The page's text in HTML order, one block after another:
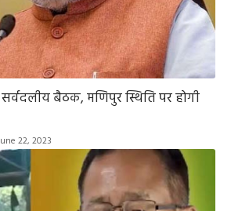
बैठक, मणिपुर स्थिति पर होगी
22, 2023